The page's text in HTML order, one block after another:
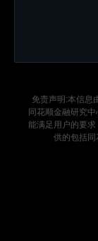
免责声明:本信息
同花顺金融研究
能满足用户的要
供的包括